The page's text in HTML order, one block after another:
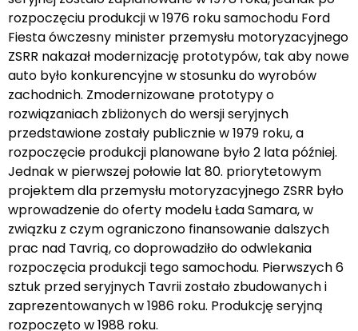
rozpoczęciu produkcji w 1976 roku samochodu Ford
Fiesta ówczesny minister przemysłu motoryzacyjnego
ZSRR nakazał modernizację prototypów, tak aby nowe
auto było konkurencyjne w stosunku do wyrobów
zachodnich. Zmodernizowane prototypy o
rozwiązaniach zbliżonych do wersji seryjnych
przedstawione zostały publicznie w 1979 roku, a
rozpoczęcie produkcji planowane było 2 lata później.
Jednak w pierwszej połowie lat 80. priorytetowym
projektem dla przemysłu motoryzacyjnego ZSRR było
wprowadzenie do oferty modelu Łada Samara, w
związku z czym ograniczono finansowanie dalszych
prac nad Tavrią, co doprowadziło do odwlekania
rozpoczęcia produkcji tego samochodu. Pierwszych 6
sztuk przed seryjnych Tavrii zostało zbudowanych i
zaprezentowanych w 1986 roku. Produkcję seryjną
rozpoczęto w 1988 roku.